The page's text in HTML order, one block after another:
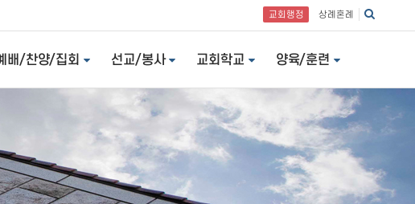
교회행정 상례혼례
배/찬양/집회 선교/봉사 교회학교 양육/훈련